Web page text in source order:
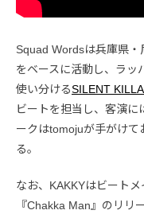
Squad Wordsは兵庫県・
をベースに活動し、ラッ
使い分けるSILENT
ビートを担当し、客演に
ークはtomojuが手がけて
る。
なお、KAKKYはビート
『Chakka Man』のリリ